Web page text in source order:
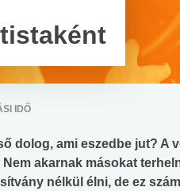
IDŐ
dolog, ami eszedbe jut? A
akarnak másokat
nélkül élni, de ez